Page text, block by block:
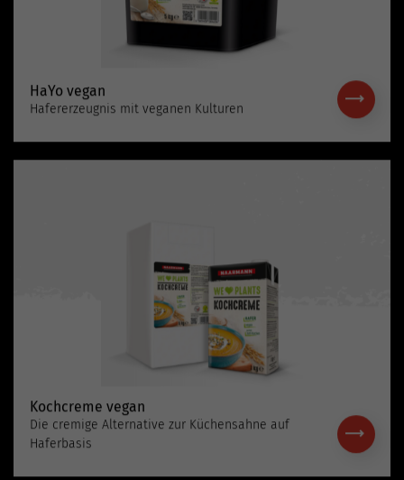
HaYo vegan
Hafererzeugnis mit veganen Kulturen
Kochcreme vegan
Die cremige Alternative zur Küchensahne auf
Haferbasis